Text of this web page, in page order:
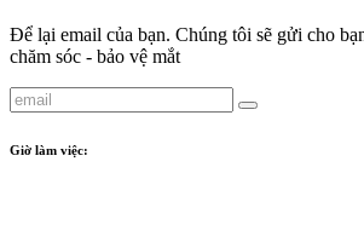
Để lại email của bạn. Chúng tôi sẽ gửi cho
chăm sóc - bảo vệ mắt
Giờ làm việc: